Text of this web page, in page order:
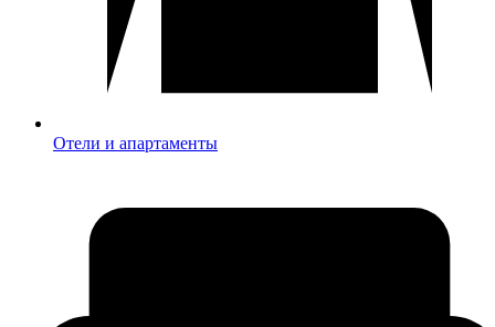
Отели и апартаменты